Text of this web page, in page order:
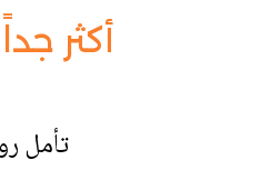
أكثر
تأمل